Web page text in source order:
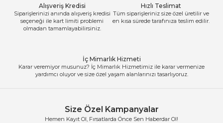
Alışveriş Kredisi
Siparişlerinizi anında alışveriş kredisi
seçeneği ile kart limiti problemi
olmadan tamamlayabilirsiniz.
Hızlı Teslimat
Tüm siparişleriniz size özel üretilir ve
en kısa sürede tarafınıza teslim edilir.
İç Mimarlık Hizmeti
Karar veremiyor musunuz? İç Mimarlık Hizmetimiz ile karar vermenize
yardımcı oluyor ve size özel yaşam alanlarınızı tasarlıyoruz.
Size Özel Kampanyalar
Hemen Kayıt Ol, Fırsatlarda Önce Sen Haberdar Ol!